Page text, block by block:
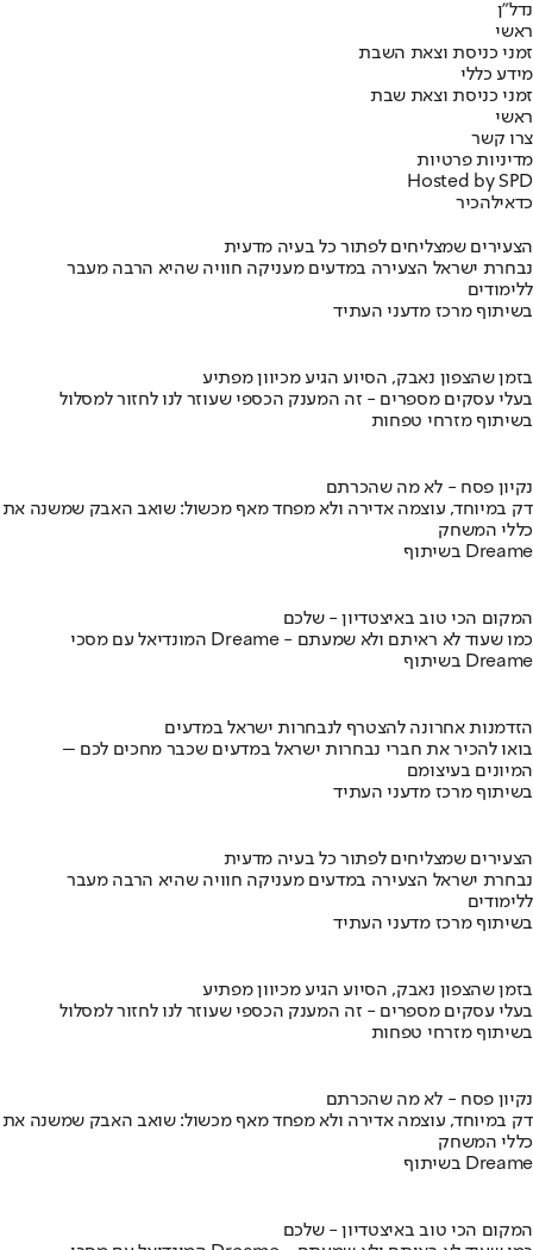
נדל"ן
ראשי
זמני כניסת וצאת השבת
מידע כללי
זמני כניסת וצאת שבת
ראשי
צרו קשר
מדיניות פרטיות
Hosted by SPD
כדאילהכיר
הצעירים שמצליחים לפתור כל בעיה מדעית
נבחרת ישראל הצעירה במדעים מעניקה חוויה שהיא הרבה מעבר
ללימודים
בשיתוף מרכז מדעני העתיד
בזמן שהצפון נאבק, הסיוע הגיע מכיוון מפתיע
בעלי עסקים מספרים - זה המענק הכספי שעוזר לנו לחזור למסלול
בשיתוף מזרחי טפחות
נקיון פסח - לא מה שהכרתם
דק במיוחד, עוצמה אדירה ולא מפחד מאף מכשול: שואב האבק שמשנה את
כללי המשחק
בשיתוף Dreame
המקום הכי טוב באיצטדיון - שלכם
המונדיאל עם מסכי Dreame - כמו שעוד לא ראיתם ולא שמעתם
בשיתוף Dreame
הזדמנות אחרונה להצטרף לנבחרות ישראל במדעים
בואו להכיר את חברי נבחרות ישראל במדעים שכבר מחכים לכם –
המיונים בעיצומם
בשיתוף מרכז מדעני העתיד
הצעירים שמצליחים לפתור כל בעיה מדעית
נבחרת ישראל הצעירה במדעים מעניקה חוויה שהיא הרבה מעבר
ללימודים
בשיתוף מרכז מדעני העתיד
בזמן שהצפון נאבק, הסיוע הגיע מכיוון מפתיע
בעלי עסקים מספרים - זה המענק הכספי שעוזר לנו לחזור למסלול
בשיתוף מזרחי טפחות
נקיון פסח - לא מה שהכרתם
דק במיוחד, עוצמה אדירה ולא מפחד מאף מכשול: שואב האבק שמשנה את
כללי המשחק
בשיתוף Dreame
המקום הכי טוב באיצטדיון - שלכם